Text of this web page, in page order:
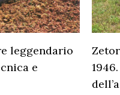
leggendario
e